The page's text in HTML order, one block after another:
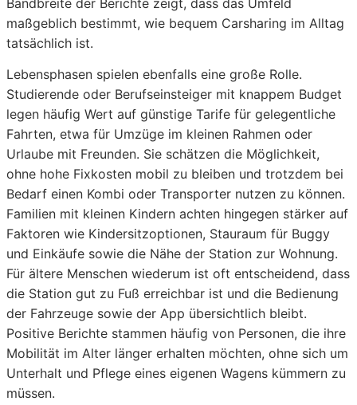
Bandbreite der Berichte zeigt, dass das Umfeld
maßgeblich bestimmt, wie bequem Carsharing im Alltag
tatsächlich ist.
Lebensphasen spielen ebenfalls eine große Rolle.
Studierende oder Berufseinsteiger mit knappem Budget
legen häufig Wert auf günstige Tarife für gelegentliche
Fahrten, etwa für Umzüge im kleinen Rahmen oder
Urlaube mit Freunden. Sie schätzen die Möglichkeit,
ohne hohe Fixkosten mobil zu bleiben und trotzdem bei
Bedarf einen Kombi oder Transporter nutzen zu können.
Familien mit kleinen Kindern achten hingegen stärker auf
Faktoren wie Kindersitzoptionen, Stauraum für Buggy
und Einkäufe sowie die Nähe der Station zur Wohnung.
Für ältere Menschen wiederum ist oft entscheidend, dass
die Station gut zu Fuß erreichbar ist und die Bedienung
der Fahrzeuge sowie der App übersichtlich bleibt.
Positive Berichte stammen häufig von Personen, die ihre
Mobilität im Alter länger erhalten möchten, ohne sich um
Unterhalt und Pflege eines eigenen Wagens kümmern zu
müssen.